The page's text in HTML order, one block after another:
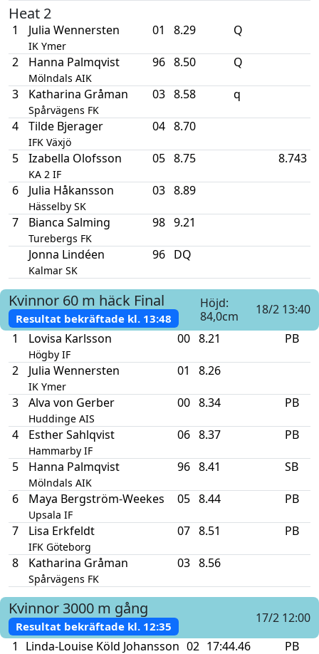
Heat 2
1 Julia Wennersten
IK Ymer
01 8.29 Q
2 Hanna Palmqvist
Mölndals AIK
96 8.50 Q
3 Katharina Gråman
Spårvägens FK
03 8.58 q
4 Tilde Bjerager
IFK Växjö
04 8.70
5 Izabella Olofsson
KA 2 IF
05 8.75 8.743
6 Julia Håkansson
Hässelby SK
03 8.89
7 Bianca Salming
Turebergs FK
98 9.21
Jonna Lindéen
Kalmar SK
96 DQ
Kvinnor 60 m häck Final
Resultat bekräftade kl.13:48
Höjd:
84,0cm
18/2 13:40
1
Lovisa Karlsson
Högby IF
00 8.21 PB
2 Julia Wennersten
IK Ymer
01 8.26
3 Alva von Gerber
Huddinge AIS
00 8.34 PB
4 Esther Sahlqvist
Hammarby IF
06 8.37 PB
5 Hanna Palmqvist
Mölndals AIK
96 8.41 SB
6 Maya Bergström-Weekes
Upsala IF
05 8.44 PB
7 Lisa Erkfeldt
IFK Göteborg
07 8.51 PB
8 Katharina Gråman
Spårvägens FK
03 8.56
Kvinnor 3000 m gång
Resultat bekräftade kl.12:35
17/2 12:00
1
Linda-Louise Köld Johansson 02 17:44.46 PB